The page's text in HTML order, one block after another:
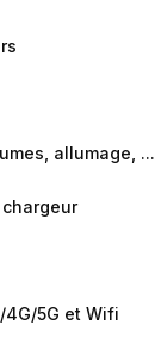
allumage, ...
4G/5G et Wifi